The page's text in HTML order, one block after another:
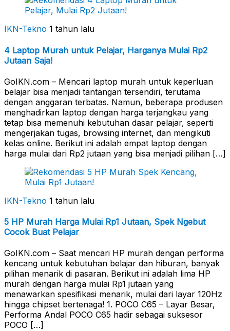
IKN-Tekno 1 tahun lalu
4 Laptop Murah untuk Pelajar, Harganya Mulai Rp2
Jutaan Saja!
GoIKN.com – Mencari laptop murah untuk keperluan
belajar bisa menjadi tantangan tersendiri, terutama
dengan anggaran terbatas. Namun, beberapa produsen
menghadirkan laptop dengan harga terjangkau yang
tetap bisa memenuhi kebutuhan dasar pelajar, seperti
mengerjakan tugas, browsing internet, dan mengikuti
kelas online. Berikut ini adalah empat laptop dengan
harga mulai dari Rp2 jutaan yang bisa menjadi pilihan […]
IKN-Tekno 1 tahun lalu
5 HP Murah Harga Mulai Rp1 Jutaan, Spek Ngebut
Cocok Buat Pelajar
GoIKN.com – Saat mencari HP murah dengan performa
kencang untuk kebutuhan belajar dan hiburan, banyak
pilihan menarik di pasaran. Berikut ini adalah lima HP
murah dengan harga mulai Rp1 jutaan yang
menawarkan spesifikasi menarik, mulai dari layar 120Hz
hingga chipset bertenaga! 1. POCO C65 – Layar Besar,
Performa Andal POCO C65 hadir sebagai suksesor
POCO […]